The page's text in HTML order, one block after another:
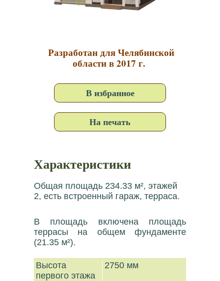
Разработан для Челябинской
области в 2017 г.
В избранное
На печать
Характеристики
Общая площадь 234.33 м², этажей
2, есть встроенный гараж, терраса.
В площадь включена площадь
террасы на общем фундаменте
(21.35 м²).
Высота
первого этажа
2750 мм